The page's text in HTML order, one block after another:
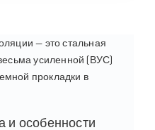
— это стальная
усиленной (ВУС)
прокладки в
особенности